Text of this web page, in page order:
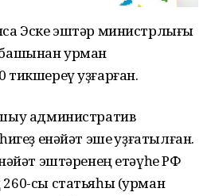
Эске эштәр министрлығы
урман
тикшереү уҙғарған.
административ
енәйәт эше ҡуҙғатылған.
эштәренең етәүһе РФ
сы статьяһы (урман